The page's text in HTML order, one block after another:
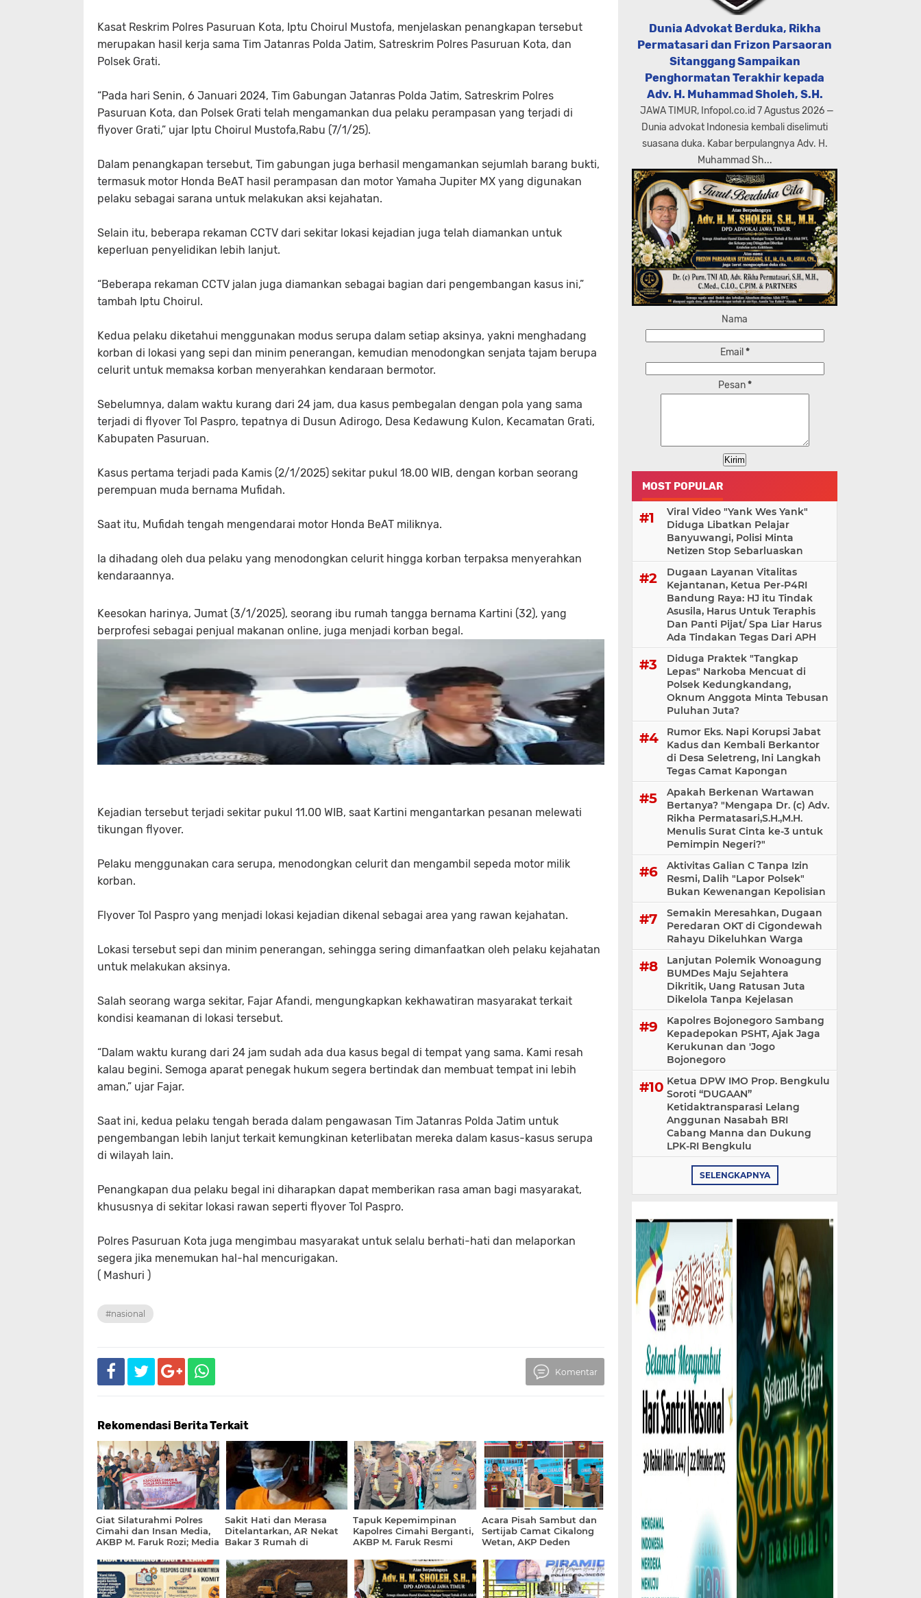
Kasat Reskrim Polres Pasuruan Kota, Iptu Choirul Mustofa, menjelaskan penangkapan tersebut
merupakan hasil kerja sama Tim Jatanras Polda Jatim, Satreskrim Polres Pasuruan Kota, dan
Polsek Grati.
“Pada hari Senin, 6 Januari 2024, Tim Gabungan Jatanras Polda Jatim, Satreskrim Polres
Pasuruan Kota, dan Polsek Grati telah mengamankan dua pelaku perampasan yang terjadi di
flyover Grati,” ujar Iptu Choirul Mustofa,Rabu (7/1/25).
Dalam penangkapan tersebut, Tim gabungan juga berhasil mengamankan sejumlah barang bukti,
termasuk motor Honda BeAT hasil perampasan dan motor Yamaha Jupiter MX yang digunakan
pelaku sebagai sarana untuk melakukan aksi kejahatan.
Selain itu, beberapa rekaman CCTV dari sekitar lokasi kejadian juga telah diamankan untuk
keperluan penyelidikan lebih lanjut.
“Beberapa rekaman CCTV jalan juga diamankan sebagai bagian dari pengembangan kasus ini,”
tambah Iptu Choirul.
Kedua pelaku diketahui menggunakan modus serupa dalam setiap aksinya, yakni menghadang
korban di lokasi yang sepi dan minim penerangan, kemudian menodongkan senjata tajam berupa
celurit untuk memaksa korban menyerahkan kendaraan bermotor.
Sebelumnya, dalam waktu kurang dari 24 jam, dua kasus pembegalan dengan pola yang sama
terjadi di flyover Tol Paspro, tepatnya di Dusun Adirogo, Desa Kedawung Kulon, Kecamatan Grati,
Kabupaten Pasuruan.
Kasus pertama terjadi pada Kamis (2/1/2025) sekitar pukul 18.00 WIB, dengan korban seorang
perempuan muda bernama Mufidah.
Saat itu, Mufidah tengah mengendarai motor Honda BeAT miliknya.
Ia dihadang oleh dua pelaku yang menodongkan celurit hingga korban terpaksa menyerahkan
kendaraannya.
Keesokan harinya, Jumat (3/1/2025), seorang ibu rumah tangga bernama Kartini (32), yang
berprofesi sebagai penjual makanan online, juga menjadi korban begal.
Kejadian tersebut terjadi sekitar pukul 11.00 WIB, saat Kartini mengantarkan pesanan melewati
tikungan flyover.
Pelaku menggunakan cara serupa, menodongkan celurit dan mengambil sepeda motor milik
korban.
Flyover Tol Paspro yang menjadi lokasi kejadian dikenal sebagai area yang rawan kejahatan.
Lokasi tersebut sepi dan minim penerangan, sehingga sering dimanfaatkan oleh pelaku kejahatan
untuk melakukan aksinya.
Salah seorang warga sekitar, Fajar Afandi, mengungkapkan kekhawatiran masyarakat terkait
kondisi keamanan di lokasi tersebut.
“Dalam waktu kurang dari 24 jam sudah ada dua kasus begal di tempat yang sama. Kami resah
kalau begini. Semoga aparat penegak hukum segera bertindak dan membuat tempat ini lebih
aman,” ujar Fajar.
Saat ini, kedua pelaku tengah berada dalam pengawasan Tim Jatanras Polda Jatim untuk
pengembangan lebih lanjut terkait kemungkinan keterlibatan mereka dalam kasus-kasus serupa
di wilayah lain.
Penangkapan dua pelaku begal ini diharapkan dapat memberikan rasa aman bagi masyarakat,
khususnya di sekitar lokasi rawan seperti flyover Tol Paspro.
Polres Pasuruan Kota juga mengimbau masyarakat untuk selalu berhati-hati dan melaporkan
segera jika menemukan hal-hal mencurigakan.
( Mashuri )
#nasional
Komentar
Rekomendasi Berita Terkait
Giat Silaturahmi Polres
Cimahi dan Insan Media,
AKBP M. Faruk Rozi; Media
Polri Guna Jaga
Kamtibmas yang Kondusif
Sakit Hati dan Merasa
Ditelantarkan, AR Nekat
Bakar 3 Rumah di
Tapuk Kepemimpinan
Kapolres Cimahi Berganti,
AKBP M. Faruk Resmi
Adi Putra
Acara Pisah Sambut dan
Sertijab Camat Cikalong
Wetan, AKP Deden
Perkuat Silaturahmi dan
Sinergitas Lintas Sektoral
Guna Peningkatan
Dunia Advokat Berduka, Rikha
Permatasari dan Frizon Parsaoran
Sitanggang Sampaikan
Penghormatan Terakhir kepada
Adv. H. Muhammad Sholeh, S.H.
JAWA TIMUR, Infopol.co.id 7 Agustus 2026 —
Dunia advokat Indonesia kembali diselimuti
suasana duka. Kabar berpulangnya Adv. H.
Muhammad Sh...
Nama
Email *
Pesan*
MOST POPULAR
Viral Video "Yank Wes Yank"
Diduga Libatkan Pelajar
Banyuwangi, Polisi Minta
Netizen Stop Sebarluaskan
Dugaan Layanan Vitalitas
Kejantanan, Ketua Per-P4RI
Bandung Raya: HJ itu Tindak
Asusila, Harus Untuk Teraphis
Dan Panti Pijat/ Spa Liar Harus
Ada Tindakan Tegas Dari APH
Diduga Praktek "Tangkap
Lepas" Narkoba Mencuat di
Polsek Kedungkandang,
Oknum Anggota Minta Tebusan
Puluhan Juta?
Rumor Eks. Napi Korupsi Jabat
Kadus dan Kembali Berkantor
di Desa Seletreng, Ini Langkah
Tegas Camat Kapongan
Apakah Berkenan Wartawan
Bertanya? "Mengapa Dr. (c) Adv.
Rikha Permatasari,S.H.,M.H.
Menulis Surat Cinta ke-3 untuk
Pemimpin Negeri?"
Aktivitas Galian C Tanpa Izin
Resmi, Dalih "Lapor Polsek"
Bukan Kewenangan Kepolisian
Semakin Meresahkan, Dugaan
Peredaran OKT di Cigondewah
Rahayu Dikeluhkan Warga
Lanjutan Polemik Wonoagung
BUMDes Maju Sejahtera
Dikritik, Uang Ratusan Juta
Dikelola Tanpa Kejelasan
Kapolres Bojonegoro Sambang
Kepadepokan PSHT, Ajak Jaga
Kerukunan dan 'Jogo
Bojonegoro
Ketua DPW IMO Prop. Bengkulu
Soroti “DUGAAN”
Ketidaktransparasi Lelang
Anggunan Nasabah BRI
Cabang Manna dan Dukung
LPK-RI Bengkulu
SELENGKAPNYA